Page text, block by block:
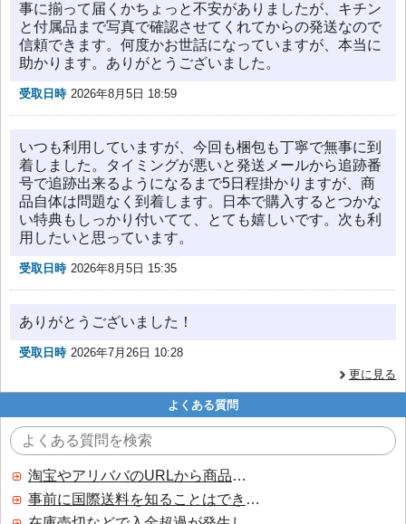
事に揃って届くかちょっと不安がありましたが、キチン
と付属品まで写真で確認させてくれてからの発送なので
信頼できます。何度かお世話になっていますが、本当に
助かります。ありがとうございました。
受取日時 2026年8月5日 18:59
いつも利用していますが、今回も梱包も丁寧で無事に到
着しました。タイミングが悪いと発送メールから追跡番
号で追跡出来るようになるまで5日程掛かりますが、商
品自体は問題なく到着します。日本で購入するとつかな
い特典もしっかり付いてて、とても嬉しいです。次も利
用したいと思っています。
受取日時 2026年8月5日 15:35
ありがとうございました！
受取日時 2026年7月26日 10:28
更に見る
よくある質問
淘宝やアリババのURLから商品を探すことはできますか？
事前に国際送料を知ることはできますか？